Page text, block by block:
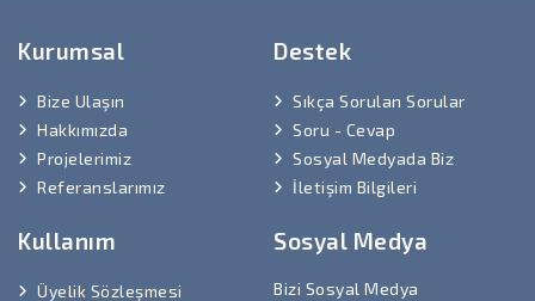
Kurumsal
Bize Ulaşın
Hakkımızda
Projelerimiz
Referanslarımız
Destek
Sıkça Sorulan Sorular
Soru - Cevap
Sosyal Medyada Biz
İletişim Bilgileri
Kullanım
Üyelik Sözleşmesi
Sosyal Medya
Bizi Sosyal Medya